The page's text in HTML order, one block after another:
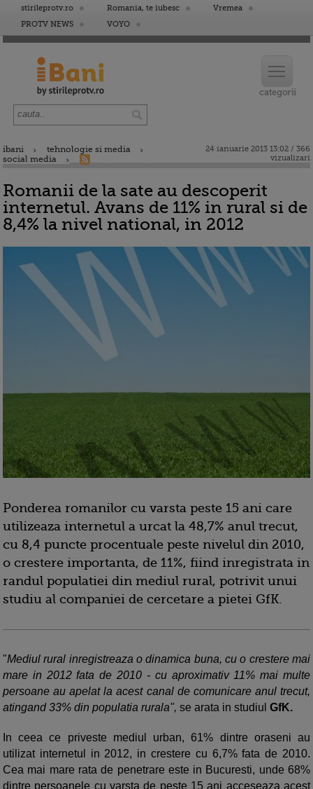
stirileprotv.ro Romania, te iubesc
Vremea
PROTV NEWS
VOYO
ibani
tehnologie si media
social media
24 ianuarie 2013 13:02 / 366
vizualizari
Romanii de la sate au descoperit
internetul. Avans de 11% in rural si de
8,4% la nivel national, in 2012
Ponderea romanilor cu varsta peste 15 ani care
utilizeaza internetul a urcat la 48,7% anul trecut,
cu 8,4 puncte procentuale peste nivelul din 2010,
o crestere importanta, de 11%, fiind inregistrata in
randul populatiei din mediul rural, potrivit unui
studiu al companiei de cercetare a pietei GfK.
"Mediul rural inregistreaza o dinamica buna, cu o crestere mai
mare in 2012 fata de 2010 - cu aproximativ 11% mai multe
persoane au apelat la acest canal de comunicare anul trecut,
atingand 33% din populatia rurala", se arata in studiul GfK.
In ceea ce priveste mediul urban, 61% dintre oraseni au
utilizat internetul in 2012, in crestere cu 6,7% fata de 2010.
Cea mai mare rata de penetrare este in Bucuresti, unde 68%
dintre persoanele cu varsta de peste 15 ani acceseaza acest